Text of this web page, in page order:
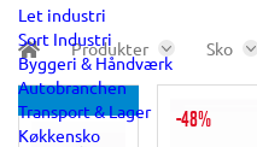
Let industri
Sort Industri
Byggeri & Håndværk
Autobranchen
Transport & Lager
Køkkensko
Produkter Sko
-48%